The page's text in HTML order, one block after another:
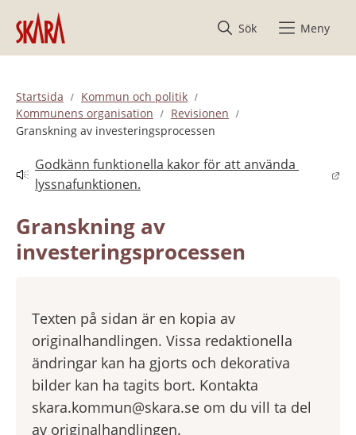
Hoppa till innehåll
Sök
Meny
Startsida
Kommun och politik
Kommunens organisation
Revisionen
Granskning av investeringsprocessen
Godkänn funktionella kakor för att använda
lyssnafunktionen.
Länk till annan webbplats.
Granskning av
investeringsprocessen
Texten på sidan är en kopia av
originalhandlingen. Vissa redaktionella
ändringar kan ha gjorts och dekorativa
bilder kan ha tagits bort. Kontakta
skara.kommun@skara.se om du vill ta del
av originalhandlingen.